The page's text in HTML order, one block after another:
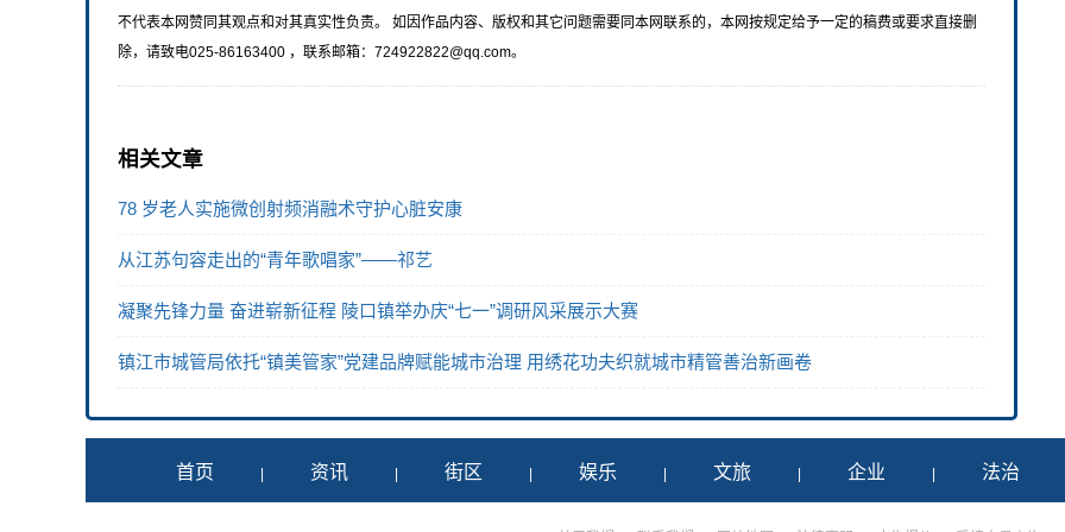
不代表本网赞同其观点和对其真实性负责。 如因作品内容、版权和其它问题需要同本网联系的，本网按规定给予一定的稿费或要求直接删
除，请致电025-86163400 ，联系邮箱：724922822@qq.com。
相关文章
78 岁老人实施微创射频消融术守护心脏安康
从江苏句容走出的“青年歌唱家”——祁艺
凝聚先锋力量 奋进崭新征程 陵口镇举办庆“七一”调研风采展示大赛
镇江市城管局依托“镇美管家”党建品牌赋能城市治理 用绣花功夫织就城市精管善治新画卷
首页 资讯 街区 娱乐 文旅 企业 法治